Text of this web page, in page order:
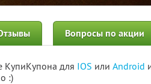
Вопросы по акции
КупиКупона для IOS или Android
:)